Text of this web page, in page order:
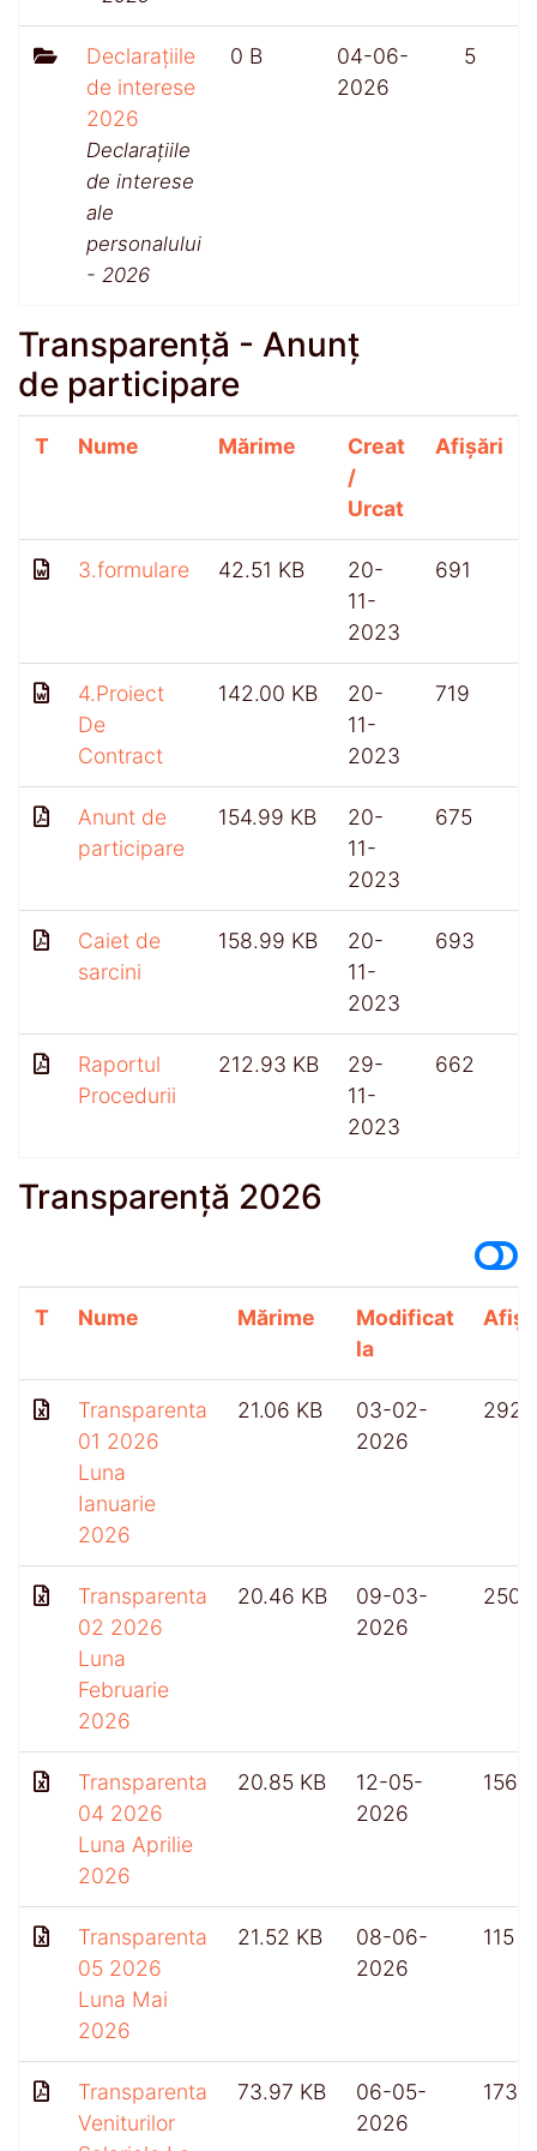
Declarațiile
de interese
2026
Declarațiile
de interese
ale
personalului
- 2026
0 B
04-06-
2026
5
Transparență - Anunț
de participare
T Nume Mărime
Creat
/
Urcat
Afișări
3.formulare 42.51 KB
20-
11-
2023
691
4.Proiect
De
Contract
142.00 KB
20-
11-
2023
719
Anunt de
participare
154.99 KB
20-
11-
2023
675
Caiet de
sarcini
158.99 KB
20-
11-
2023
693
Raportul
Procedurii
212.93 KB
29-
11-
2023
662
Transparență 2026
T Nume Mărime
Modificat
la
Transparenta
01 2026
Luna
Ianuarie
2026
21.06 KB
03-02-
2026
292
Transparenta
02 2026
Luna
Februarie
2026
20.46 KB
09-03-
2026
250
Transparenta
04 2026
Luna Aprilie
2026
20.85 KB
12-05-
2026
156
Transparenta
05 2026
Luna Mai
2026
21.52 KB
08-06-
2026
115
Transparenta
Veniturilor
73.97 KB
06-05-
2026
173